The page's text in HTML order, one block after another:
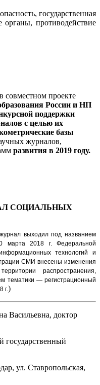
государственная
органы, противодействие
в совместном проекте
России и НП
поддержки
с целью их
базы
журналов,
развития в 2019 году.
СОЦИАЛЬНЫХ
выходил под названием
марта 2018 г. Федеральной
технологий и
СМИ внесены изменения
распространения,
тематики — регистрационный
г.)
Васильевна, доктор
государственный
ул. Ставропольская,